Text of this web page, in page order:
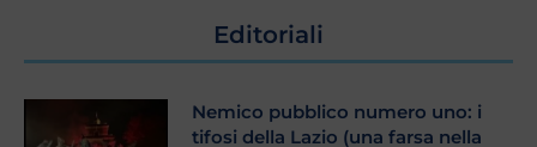
Editoriali
Nemico pubblico numero uno: i
tifosi della Lazio (una farsa nella